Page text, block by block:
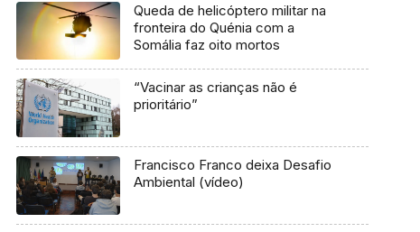
Queda de helicóptero militar na
fronteira do Quénia com a
Somália faz oito mortos
“Vacinar as crianças não é
prioritário”
Francisco Franco deixa Desafio
Ambiental (vídeo)